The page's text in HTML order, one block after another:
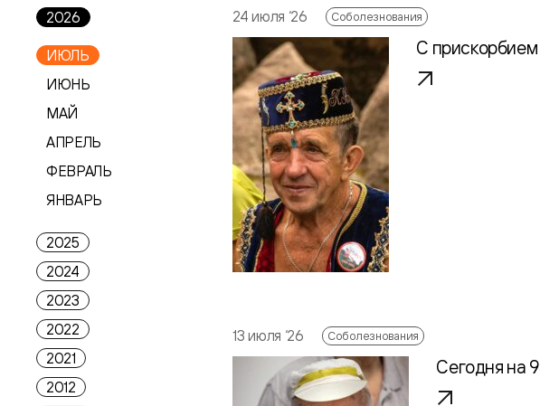
2026
ИЮЛЬ
ИЮНЬ
МАЙ
АПРЕЛЬ
ФЕВРАЛЬ
ЯНВАРЬ
2025
2024
2023
2022
2021
2012
24 июля ‘26 Соболезнования
С
13 июля ‘26 Соболезнования
Сегодня на